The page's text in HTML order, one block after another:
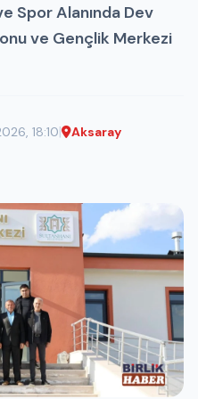
Spor Alanında Dev
ve Gençlik Merkezi
18:10| Aksaray